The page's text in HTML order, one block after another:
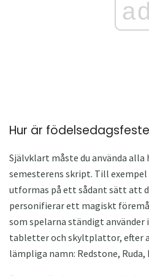
ad
Hur är
Självklart måste du använda
semesterens skript. Till
utformas på ett sådant sätt att
personifierar ett magiskt
som spelarna ständigt använder
tabletter och skyltplattor, efter
lämpliga namn: Redstone,